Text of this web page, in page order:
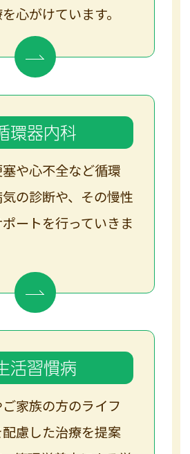
心がけています。
環器内科
や心不全など循環
の診断や、その慢性
ートを行っていきま
活習慣病
家族の方のライフ
慮した治療を提案